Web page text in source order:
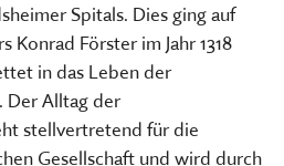
Spitals. Dies ging auf
Konrad Förster im Jahr 1318
in das Leben der
Der Alltag der
stellvertretend für die
Gesellschaft und wird durch